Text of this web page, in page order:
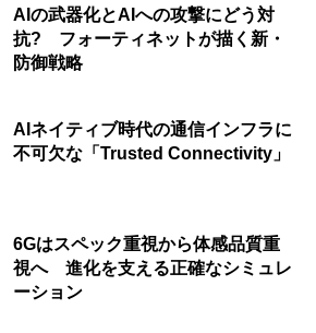
AIの武器化とAIへの攻撃にどう対
抗? フォーティネットが描く新・
防御戦略
AIネイティブ時代の通信インフラに
不可欠な「Trusted Connectivity」
6Gはスペック重視から体感品質重
視へ 進化を支える正確なシミュレ
ーション